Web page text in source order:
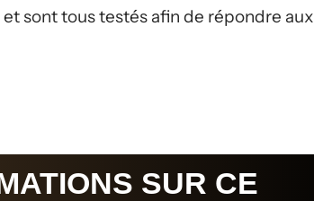
sont tous testés afin de répondre aux
SUR CE